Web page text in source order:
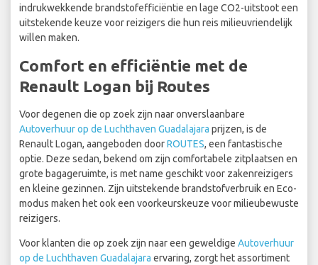
indrukwekkende brandstofefficiëntie en lage CO2-uitstoot een
uitstekende keuze voor reizigers die hun reis milieuvriendelijk
willen maken.
Comfort en efficiëntie met de
Renault Logan bij Routes
Voor degenen die op zoek zijn naar onverslaanbare
Autoverhuur op de Luchthaven Guadalajara prijzen, is de
Renault Logan, aangeboden doorROUTES, een fantastische
optie. Deze sedan, bekend om zijn comfortabele zitplaatsen en
grote bagageruimte, is met name geschikt voor zakenreizigers
en kleine gezinnen. Zijn uitstekende brandstofverbruik en Eco-
modus maken het ook een voorkeurskeuze voor milieubewuste
reizigers.
Voor klanten die op zoek zijn naar een geweldige Autoverhuur
op de Luchthaven Guadalajara ervaring, zorgt het assortiment